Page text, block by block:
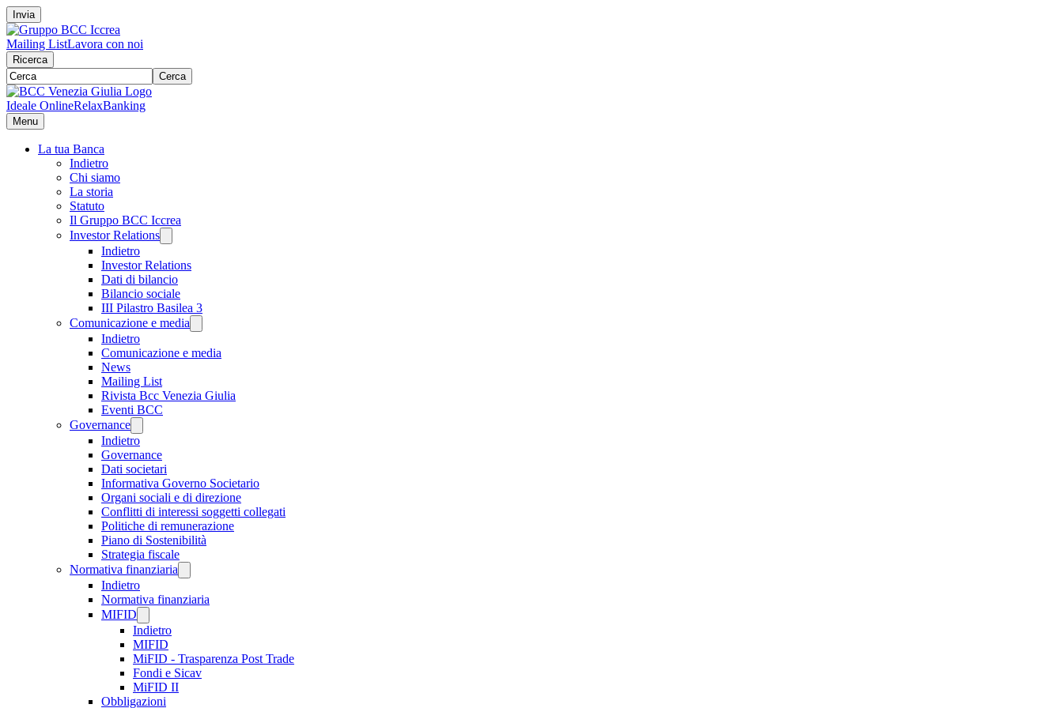
Invia
Mailing ListLavora con noi
Ricerca
Cerca
Ideale OnlineRelaxBanking
Menu
La tua Banca
Indietro
Chi siamo
La storia
Statuto
Il Gruppo BCC Iccrea
Investor Relations
Indietro
Investor Relations
Dati di bilancio
Bilancio sociale
III Pilastro Basilea 3
Comunicazione e media
Indietro
Comunicazione e media
News
Mailing List
Rivista Bcc Venezia Giulia
Eventi BCC
Governance
Indietro
Governance
Dati societari
Informativa Governo Societario
Organi sociali e di direzione
Conflitti di interessi soggetti collegati
Politiche di remunerazione
Piano di Sostenibilità
Strategia fiscale
Normativa finanziaria
Indietro
Normativa finanziaria
MIFID
Indietro
MIFID
MiFID - Trasparenza Post Trade
Fondi e Sicav
MiFID II
Obbligazioni